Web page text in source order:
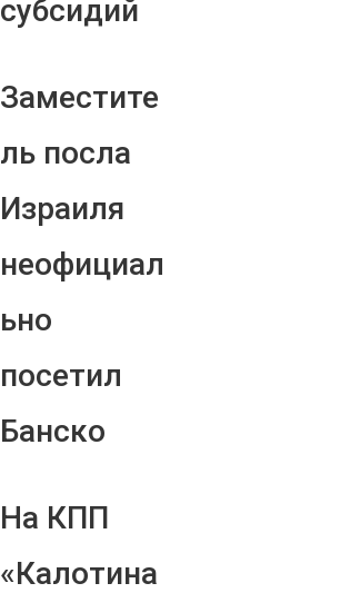
субсидий
Заместите
ль посла
Израиля
неофициал
ьно
посетил
Банско
На КПП
«Калотина